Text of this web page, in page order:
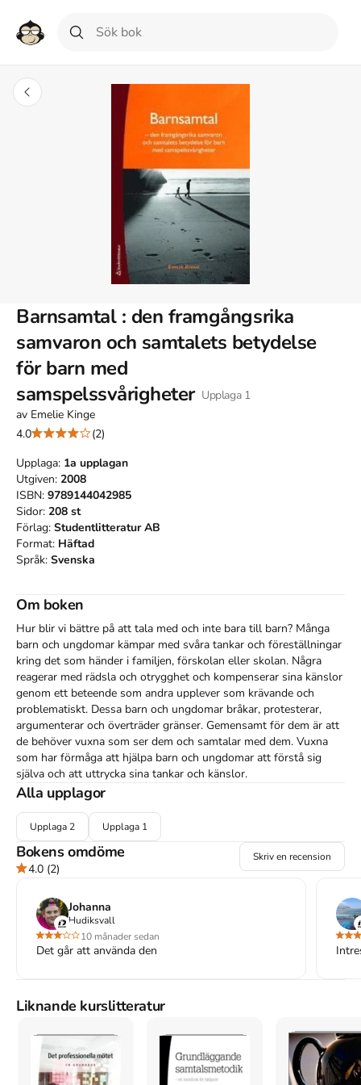
Barnsamtal : den framgångsrika
samvaron och samtalets betydelse
för barn med
samspelssvårigheter Upplaga 1
av Emelie Kinge
4.0
(2)
Upplaga: 1a upplagan
Utgiven: 2008
ISBN: 9789144042985
Sidor: 208 st
Förlag: Studentlitteratur AB
Format: Häftad
Språk: Svenska
Om boken
Hur blir vi bättre på att tala med och inte bara till barn? Många
barn och ungdomar kämpar med svåra tankar och föreställningar
kring det som händer i familjen, förskolan eller skolan. Några
reagerar med rädsla och otrygghet och kompenserar sina känslor
genom ett beteende som andra upplever som krävande och
problematiskt. Dessa barn och ungdomar bråkar, protesterar,
argumenterar och överträder gränser. Gemensamt för dem är att
de behöver vuxna som ser dem och samtalar med dem. Vuxna
som har förmåga att hjälpa barn och ungdomar att förstå sig
själva och att uttrycka sina tankar och känslor.
Hur kan vi då tillsammans med barnet finna nyckeln till resurser
och samarbetsvilja? I boken visar författaren hur man praktiskt
och metodiskt kan sätta igång och genomföra barnsamtal. Hon
argumenterar starkt för betydelsen av att hjälpa barnen så tidigt
som möjligt för att förhindra att de utvecklar ännu större
tankar och upplevelser av sin situation.
Boken vänder sig till studenter inom grundläggande utbildningar
till lärare, specialpedagog/speciallärare och psykolog. För
Åtkomstkoder och digitalt tilläggsmaterial garanteras inte
Alla upplagor
Upplaga 2 Upplaga 1
Bokens omdöme
4.0 (2)
Skriv en recension
Johanna
Hudiksvall
10 månader sedan
Det går att använda den
Liknande kurslitteratur